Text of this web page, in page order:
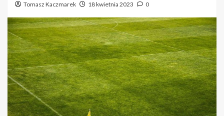
Tomasz Kaczmarek 18 kwietnia 2023 0